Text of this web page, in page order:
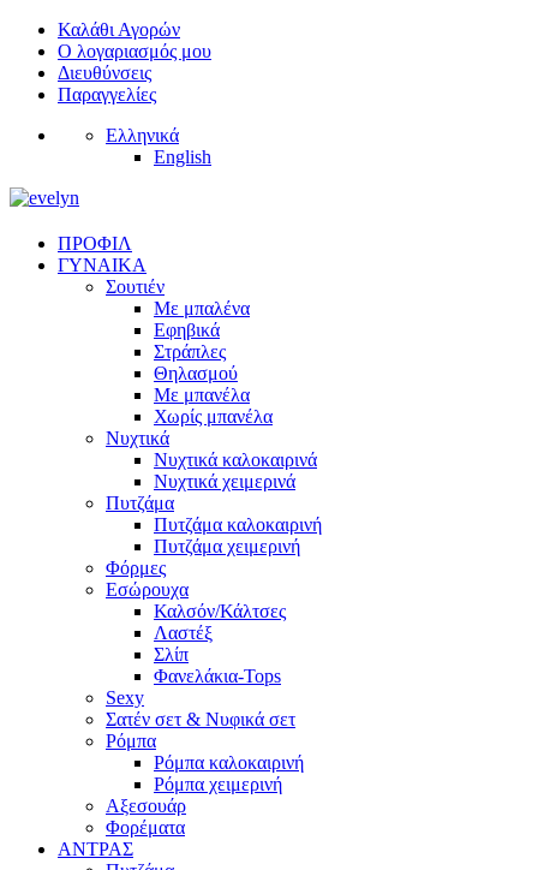
Καλάθι Αγορών
Ο λογαριασμός μου
Διευθύνσεις
Παραγγελίες
Ελληνικά
English
ΠΡΟΦΙΛ
ΓΥΝΑΙΚΑ
Σουτιέν
Με μπαλένα
Εφηβικά
Στράπλες
Θηλασμού
Με μπανέλα
Χωρίς μπανέλα
Νυχτικά
Νυχτικά καλοκαιρινά
Νυχτικά χειμερινά
Πυτζάμα
Πυτζάμα καλοκαιρινή
Πυτζάμα χειμερινή
Φόρμες
Εσώρουχα
Καλσόν/Κάλτσες
Λαστέξ
Σλίπ
Φανελάκια-Tops
Sexy
Σατέν σετ & Νυφικά σετ
Ρόμπα
Ρόμπα καλοκαιρινή
Ρόμπα χειμερινή
Αξεσουάρ
Φορέματα
ΑΝΤΡΑΣ